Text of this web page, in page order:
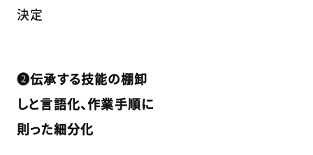
決定
❷伝承する技能の棚卸
しと言語化、作業手順に
則った細分化